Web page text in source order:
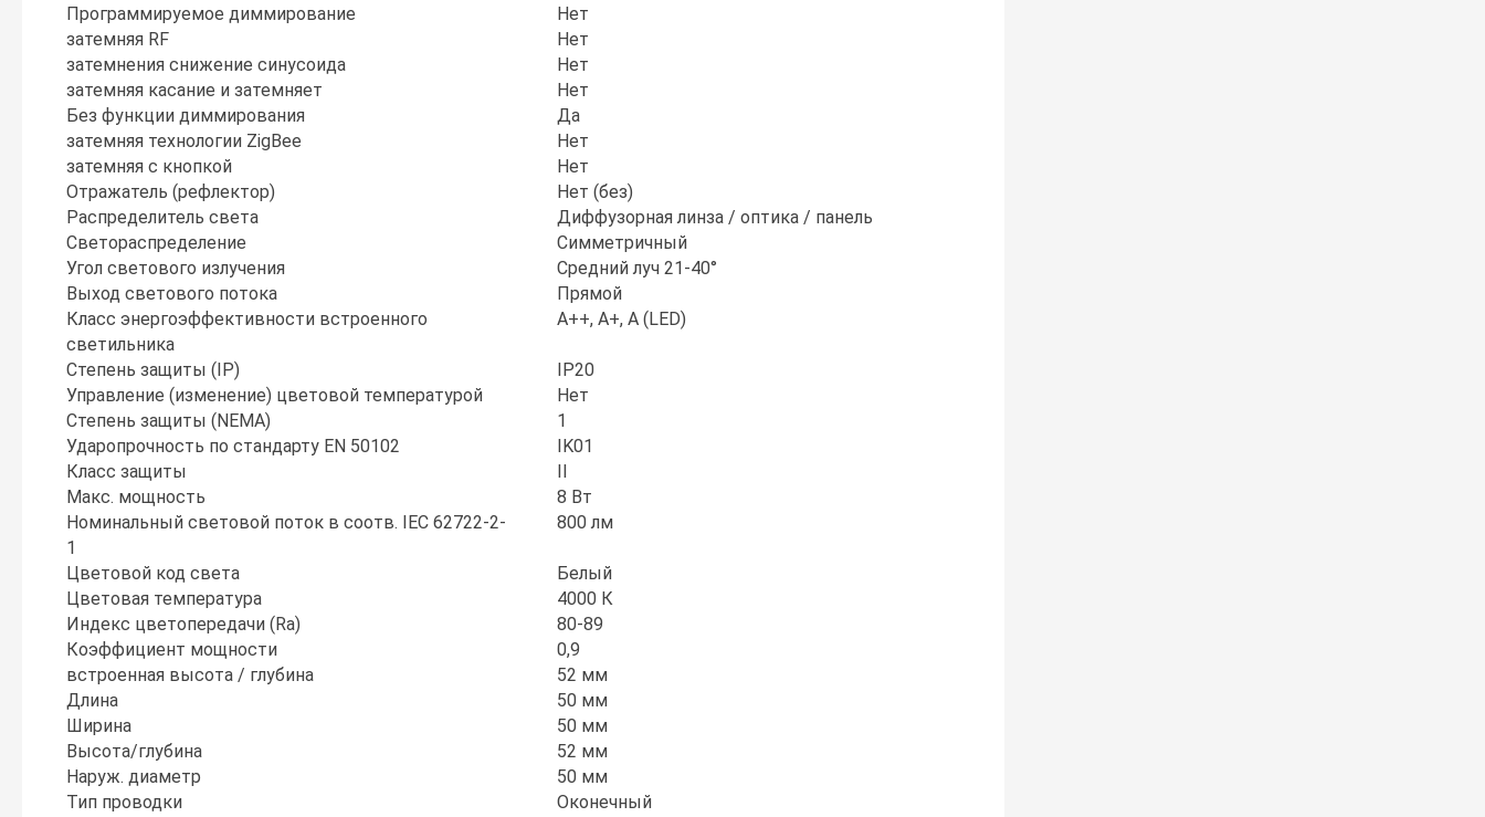
Программируемое диммирование
Нет
затемняя RF
Нет
затемнения снижение синусоида
Нет
затемняя касание и затемняет
Нет
Без функции диммирования
Да
затемняя технологии ZigBee
Нет
затемняя с кнопкой
Нет
Отражатель (рефлектор)
Нет (без)
Распределитель света
Диффузорная линза / оптика / панель
Светораспределение
Симметричный
Угол светового излучения
Средний луч 21-40°
Выход светового потока
Прямой
Класс энергоэффективности встроенного
светильника
A++, A+, A (LED)
Степень защиты (IP)
IP20
Управление (изменение) цветовой температурой
Нет
Степень защиты (NEMA)
1
Ударопрочность по стандарту EN 50102
IK01
Класс защиты
II
Макс. мощность
8 Вт
Номинальный световой поток в соотв. IEC 62722-2-
1
800 лм
Цветовой код света
Белый
Цветовая температура
4000 К
Индекс цветопередачи (Ra)
80-89
Коэффициент мощности
0,9
встроенная высота / глубина
52 мм
Длина
50 мм
Ширина
50 мм
Высота/глубина
52 мм
Наруж. диаметр
50 мм
Тип проводки
Оконечный